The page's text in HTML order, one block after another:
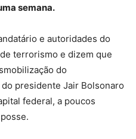
semana.
e autoridades do
terrorismo e dizem que
do
presidente Jair Bolsonaro
federal, a poucos